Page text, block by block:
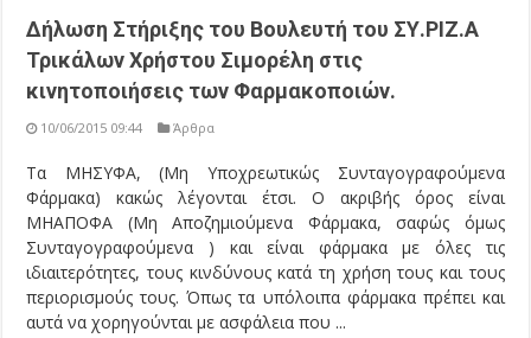
Δήλωση Στήριξης του Βουλευτή του ΣΥ.ΡΙΖ.Α
Τρικάλων Χρήστου Σιμορέλη στις
κινητοποιήσεις των Φαρμακοποιών.
10/06/2015 09:44 Άρθρα
Τα ΜΗΣΥΦΑ, (Μη Υποχρεωτικώς Συνταγογραφούμενα
Φάρμακα) κακώς λέγονται έτσι. Ο ακριβής όρος είναι
ΜΗΑΠΟΦΑ (Μη Αποζημιούμενα Φάρμακα, σαφώς όμως
Συνταγογραφούμενα ) και είναι φάρμακα με όλες τις
ιδιαιτερότητες, τους κινδύνους κατά τη χρήση τους και τους
περιορισμούς τους. Όπως τα υπόλοιπα φάρμακα πρέπει και
αυτά να χορηγούνται με ασφάλεια που ...